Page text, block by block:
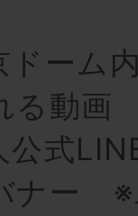
ーム
る動画
式
ナー ※